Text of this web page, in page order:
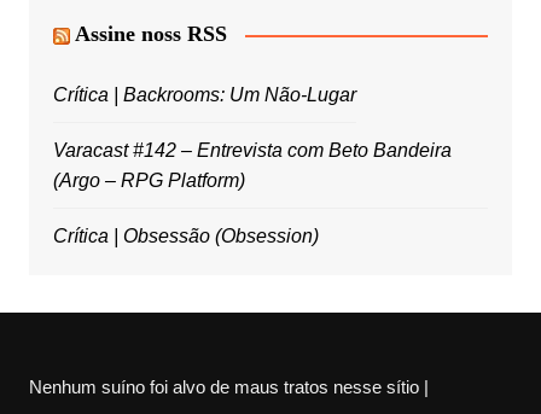
Assine noss RSS
Crítica | Backrooms: Um Não-Lugar
Varacast #142 – Entrevista com Beto Bandeira
(Argo – RPG Platform)
Crítica | Obsessão (Obsession)
Nenhum suíno foi alvo de maus tratos nesse sítio |